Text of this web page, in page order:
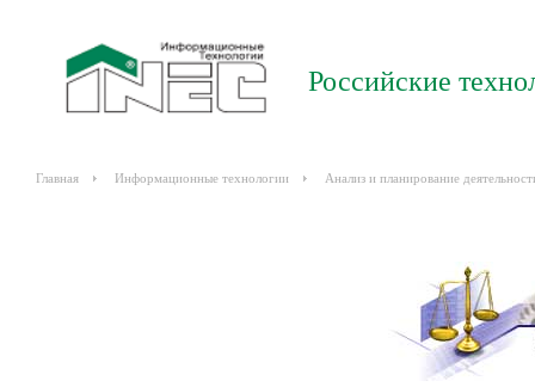
Российские
Главная Информационные технологии Анализ и планирование